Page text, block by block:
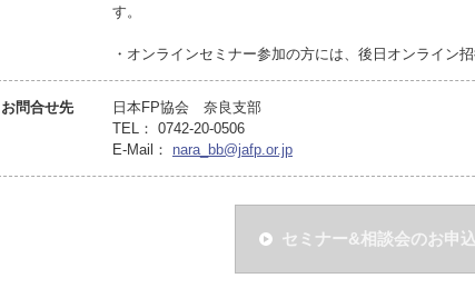
す。
・オンラインセミナー参加の方には、後日オンライン
お問合せ先
日本FP協会 奈良支部
TEL： 0742-20-0506
E-Mail： nara_bb@jafp.or.jp
セミナー&相談会のお申